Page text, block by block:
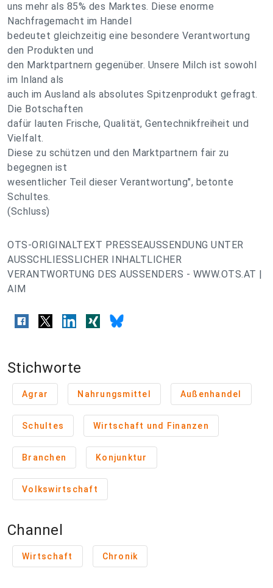
uns mehr als 85% des Marktes. Diese enorme
Nachfragemacht im Handel
bedeutet gleichzeitig eine besondere Verantwortung
den Produkten und
den Marktpartnern gegenüber. Unsere Milch ist sowohl
im Inland als
auch im Ausland als absolutes Spitzenprodukt gefragt.
Die Botschaften
dafür lauten Frische, Qualität, Gentechnikfreiheit und
Vielfalt.
Diese zu schützen und den Marktpartnern fair zu
begegnen ist
wesentlicher Teil dieser Verantwortung", betonte
Schultes.
(Schluss)
OTS-ORIGINALTEXT PRESSEAUSSENDUNG UNTER
AUSSCHLIESSLICHER INHALTLICHER
VERANTWORTUNG DES AUSSENDERS - WWW.OTS.AT |
AIM
Stichworte
Agrar Nahrungsmittel Außenhandel
Schultes Wirtschaft und Finanzen
Branchen Konjunktur
Volkswirtschaft
Channel
Wirtschaft Chronik